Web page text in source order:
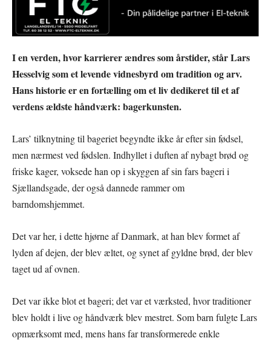
I en verden, hvor karrierer ændres som årstider, står Lars
Hesselvig som et levende vidnesbyrd om tradition og arv.
Hans historie er en fortælling om et liv dedikeret til et af
verdens ældste håndværk: bagerkunsten.
Lars’ tilknytning til bageriet begyndte ikke år efter sin fødsel,
men nærmest ved fødslen. Indhyllet i duften af nybagt brød og
friske kager, voksede han op i skyggen af sin fars bageri i
Sjællandsgade, der også dannede rammer om
barndomshjemmet.
Det var her, i dette hjørne af Danmark, at han blev formet af
lyden af dejen, der blev æltet, og synet af gyldne brød, der blev
taget ud af ovnen.
Det var ikke blot et bageri; det var et værksted, hvor traditioner
blev holdt i live og håndværk blev mestret. Som barn fulgte Lars
opmærksomt med, mens hans far transformerede enkle